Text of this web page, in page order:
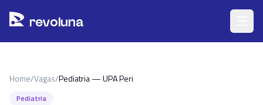
revoluna
Home/Vagas/Pediatria — UPA Peri
Pediatria